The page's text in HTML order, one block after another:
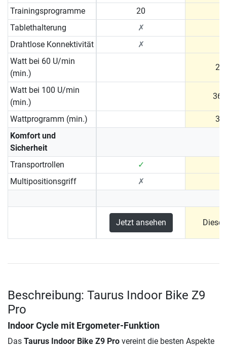
Trainingsprogramme
20
Tablethalterung
✗
Drahtlose Konnektivität
✗
Watt bei 60 U/min
(min.)
20
Watt bei 100 U/min
(min.)
36
Wattprogramm (min.)
30
Komfort und
Sicherheit
Transportrollen
✓
Multipositionsgriff
✗
Jetzt ansehen
Beschreibung: Taurus Indoor Bike Z9
Pro
Indoor Cycle mit Ergometer-Funktion
Das Taurus Indoor Bike Z9 Pro vereint die besten Aspekte